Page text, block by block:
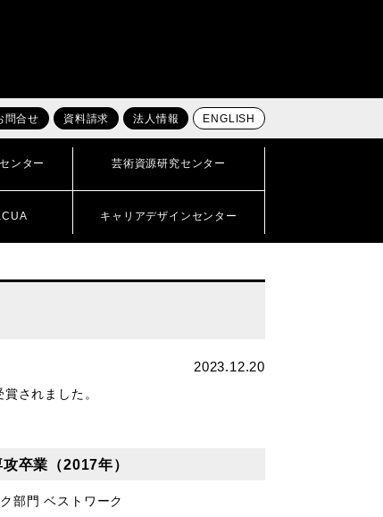
問合せ 資料請求 法人情報 ENGLISH
ンター 芸術資源研究センター
キャリアデザインセンター
2023.12.20
されました。
卒業（2017年）
部門 ベストワーク